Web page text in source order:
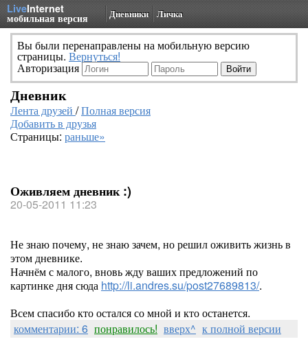
LiveInternet
мобильная версия Дневники Личка
Вы были перенаправлены на мобильную версию
страницы. Вернуться!
Авторизация
Дневник
Лента друзей /Полная версия
Добавить в друзья
Страницы: раньше»
Оживляем дневник :)
20-05-2011 11:23
Не знаю почему, не знаю зачем, но решил оживить жизнь в
этом дневнике.
Начнём с малого, вновь жду ваших предложений по
картинке дня сюда http://li.andres.su/post27689813/.
Всем спасибо кто остался со мной и кто останется.
комментарии: 6 понравилось! вверх^ к полной версии